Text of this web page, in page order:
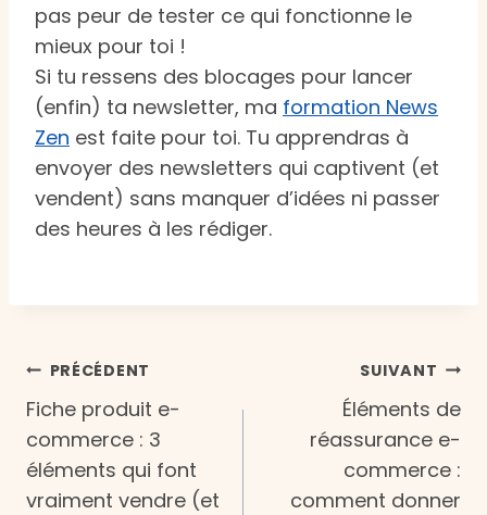
pas peur de tester ce qui fonctionne le
mieux pour toi !
Si tu ressens des blocages pour lancer
(enfin) ta newsletter, ma formation News
Zen est faite pour toi. Tu apprendras à
envoyer des newsletters qui captivent (et
vendent) sans manquer d’idées ni passer
des heures à les rédiger.
Navigation
de
l’article
PRÉCÉDENT
Fiche produit e-
commerce : 3
éléments qui font
vraiment vendre (et
SUIVANT
Éléments de
réassurance e-
commerce :
comment donner